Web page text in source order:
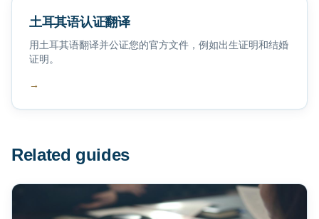
土耳其语认证翻译
用土耳其语翻译并公证您的官方文件，例如出生证明和结婚
证明。
→
Related guides